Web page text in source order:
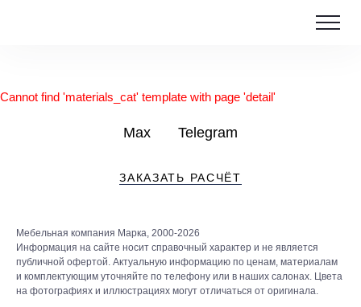
Cannot find 'materials_cat' template with page 'detail'
Max Telegram
ЗАКАЗАТЬ РАСЧЁТ
Мебельная компания Марка, 2000-2026
Информация на сайте носит справочный характер и не является
публичной офертой. Актуальную информацию по ценам, материалам
и комплектующим уточняйте по телефону или в наших салонах. Цвета
на фотографиях и иллюстрациях могут отличаться от оригинала.